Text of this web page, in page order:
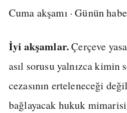
Cuma akşamı · Günün
İyi akşamlar.Çerçeve
asıl sorusu yalnızca kimin
cezasının erteleneceği
bağlayacak hukuk